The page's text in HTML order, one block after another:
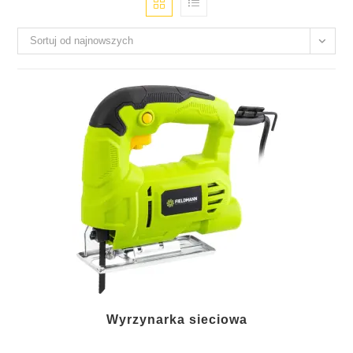
Sortuj od najnowszych
Wyrzynarka sieciowa